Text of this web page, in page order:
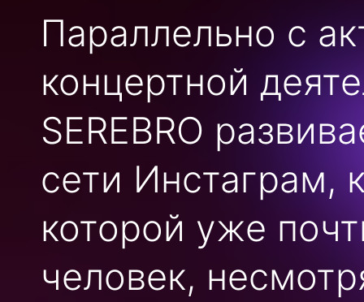
Параллельно с
концертной
SEREBRO
сети Инстаграм,
которой уже
человек,